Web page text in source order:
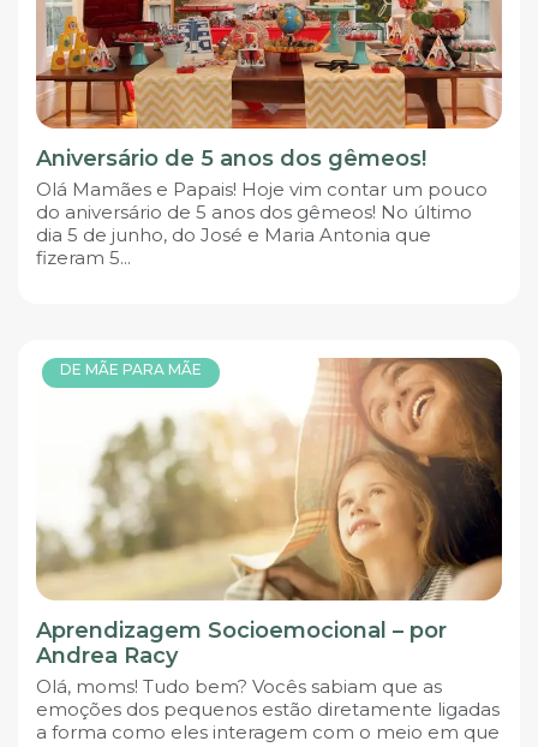
Aniversário de 5 anos dos gêmeos!
Olá Mamães e Papais! Hoje vim contar um pouco
do aniversário de 5 anos dos gêmeos! No último
dia 5 de junho, do José e Maria Antonia que
fizeram 5...
DE MÃE PARA MÃE
Aprendizagem Socioemocional – por
Andrea Racy
Olá, moms! Tudo bem? Vocês sabiam que as
emoções dos pequenos estão diretamente ligadas
a forma como eles interagem com o meio em que